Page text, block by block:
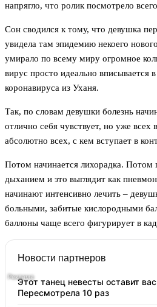
напрягло, что ролик посмотрело
Сон сводился к тому, что девушка
увидела там эпидемию некоего
умирало по всему миру огромное
вирус просто идеально вписывается
коронавируса из Уханя.
Так, по словам девушки болезнь
отлично себя чувствует, но уже всех
абсолютно всех, с кем вступает в
Потом начинается лихорадка. Потом
дыханием и это выглядит как
начинают интенсивно лечить –
больными, забитые кислородными
баллоны чаще всего фигурирует в
Новости партнеров
Этот танец невесты оставит
Пересмотрела 10 раз